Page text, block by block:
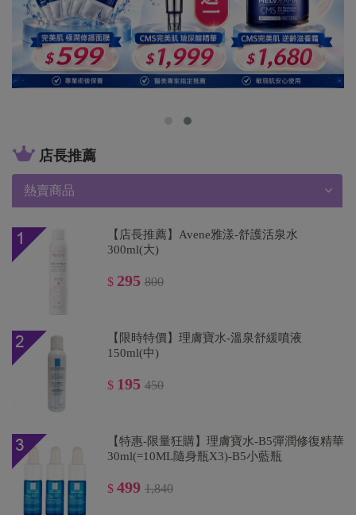
店長推薦
熱賣商品
【店長推薦】Avene雅漾-舒護活泉水
300ml(大)
$ 295 800
【限時特價】理膚寶水-溫泉舒緩噴液
150ml(中)
$ 195 450
【特惠-限量狂購】理膚寶水-B5彈潤修復精華
30ml(=10ML隨身瓶X3)-B5小藍瓶
$ 499 1,840